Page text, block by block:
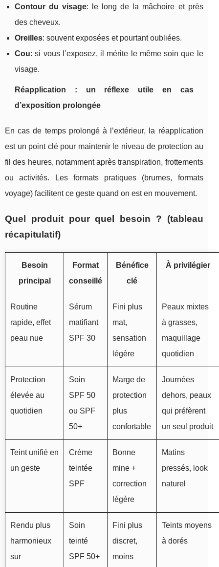
Contour du visage: le long de la mâchoire et près
des cheveux.
Oreilles: souvent exposées et pourtant oubliées.
Cou: si vous l’exposez, il mérite le même soin que le
visage.
Réapplication : un réflexe utile en cas
d’exposition prolongée
En cas de temps prolongé à l’extérieur, la réapplication
est un point clé pour maintenir le niveau de protection au
fil des heures, notamment après transpiration, frottements
ou activités. Les formats pratiques (brumes, formats
voyage) facilitent ce geste quand on est en mouvement.
Quel produit pour quel besoin ? (tableau
récapitulatif)
Besoin
principal
Format
conseillé
Bénéfice
clé
À privilégier
Routine
rapide, effet
peau nue
Sérum
matifiant
SPF 30
Fini plus
mat,
sensation
légère
Peaux mixtes
à grasses,
maquillage
quotidien
Protection
élevée au
quotidien
Soin
SPF 50
ou SPF
50+
Marge de
protection
plus
confortable
Journées
dehors, peaux
qui préfèrent
un seul produit
Teint unifié en
un geste
Crème
teintée
SPF
Bonne
mine +
correction
légère
Matins
pressés, look
naturel
Rendu plus
harmonieux
sur
Soin
teinté
SPF 50+
Fini plus
discret,
moins
Teints moyens
à dorés